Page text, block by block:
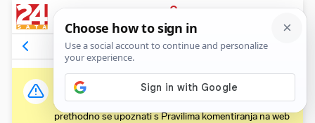
PRIJAVA
Komentari1 Relevantni
Važna obavijest:
Svaki korisnik koji želi komentirati članke obvezan je
prethodno se upoznati s Pravilima komentiranja na web